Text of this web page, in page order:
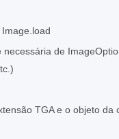
de
TGA e o objeto da